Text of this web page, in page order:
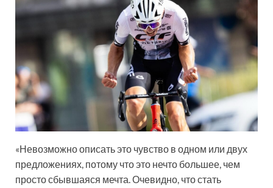
«Невозможно описать это чувство в одном или двух
предложениях, потому что это нечто большее, чем
просто сбывшаяся мечта. Очевидно, что стать